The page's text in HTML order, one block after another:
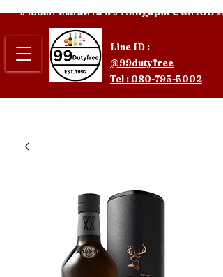
Line ID :
@99dutyfree
Tel : 080-795-5002
ขายปลีก-ส่งสินค้านำเข้า Singapore แท้ 100%